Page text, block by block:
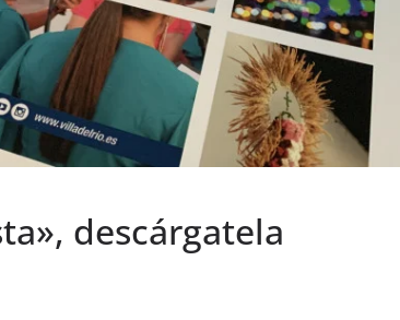
descárgatela